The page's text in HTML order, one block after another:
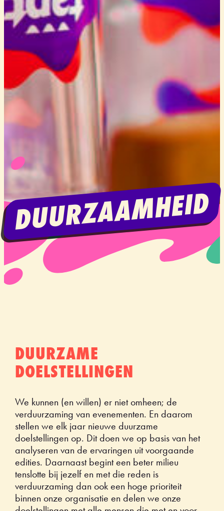
DUURZAAMHEID
DUURZAME
DOELSTELLINGEN
We kunnen (en willen) er niet omheen; de
verduurzaming van evenementen. En daarom
stellen we elk jaar nieuwe duurzame
doelstellingen op. Dit doen we op basis van het
analyseren van de ervaringen uit voorgaande
edities. Daarnaast begint een beter milieu
tenslotte bij jezelf en met die reden is
verduurzaming dan ook een hoge prioriteit
binnen onze organisatie en delen we onze